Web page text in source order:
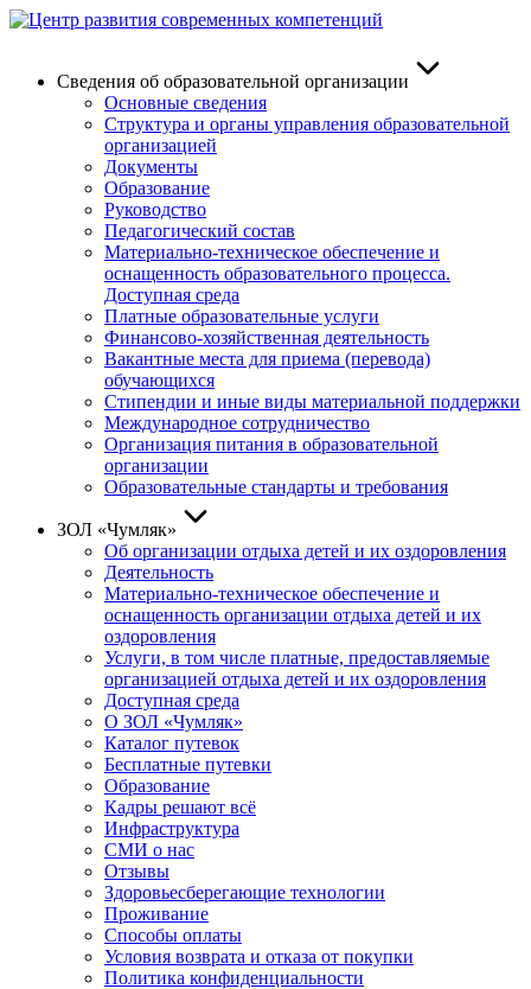
Skip
Сведения об образовательной организации
Основные сведения
Структура и органы управления образовательной
организацией
Документы
Образование
Руководство
Педагогический состав
Материально-техническое обеспечение и
оснащенность образовательного процесса.
Доступная среда
Платные образовательные услуги
Финансово-хозяйственная деятельность
Вакантные места для приема (перевода)
обучающихся
Стипендии и иные виды материальной поддержки
Международное сотрудничество
Организация питания в образовательной
организации
Образовательные стандарты и требования
ЗОЛ «Чумляк»
Об организации отдыха детей и их оздоровления
Деятельность
Материально-техническое обеспечение и
оснащенность организации отдыха детей и их
оздоровления
Услуги, в том числе платные, предоставляемые
организацией отдыха детей и их оздоровления
Доступная среда
О ЗОЛ «Чумляк»
Каталог путевок
Бесплатные путевки
Образование
Кадры решают всё
Инфраструктура
СМИ о нас
Отзывы
Здоровьесберегающие технологии
Проживание
Способы оплаты
Условия возврата и отказа от покупки
Политика конфиденциальности